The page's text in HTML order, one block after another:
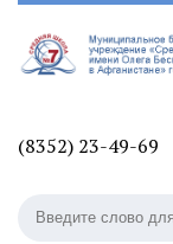
(8352) 23-49-69